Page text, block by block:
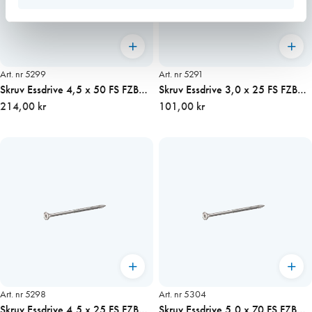
Art. nr 5299
Skruv Essdrive 4,5 x 50 FS FZB
200st/fp (TX20)
214,00 kr
Art. nr 5291
Skruv Essdrive 3,0 x 25 FS FZB
200st/fp (TX10)
101,00 kr
Art. nr 5298 Art. nr 5304